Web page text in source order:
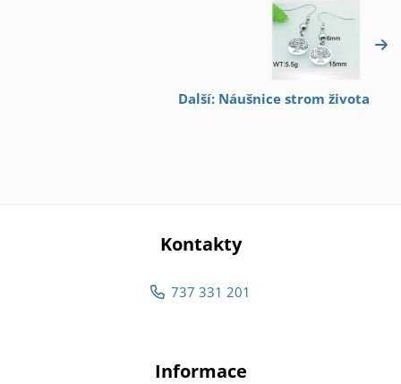
Další: Náušnice strom života
Kontakty
737 331 201
Informace